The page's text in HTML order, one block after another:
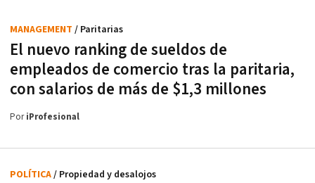
El nuevo ranking de sueldos de
empleados de comercio tras la paritaria,
con salarios de más de $1,3 millones
MANAGEMENT / Paritarias
PoriProfesional
POLÍTICA/ Propiedad y desalojos